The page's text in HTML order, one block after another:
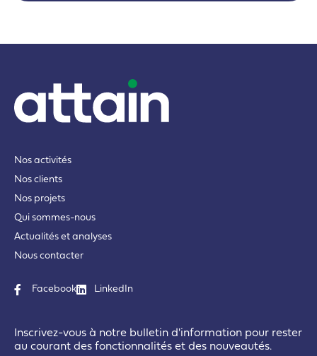
Nos activités
Nos clients
Nos projets
Qui sommes-nous
Actualités et analyses
Nous contacter
Facebook LinkedIn
Inscrivez-vous à notre bulletin d'information pour rester
au courant des fonctionnalités et des nouveautés.